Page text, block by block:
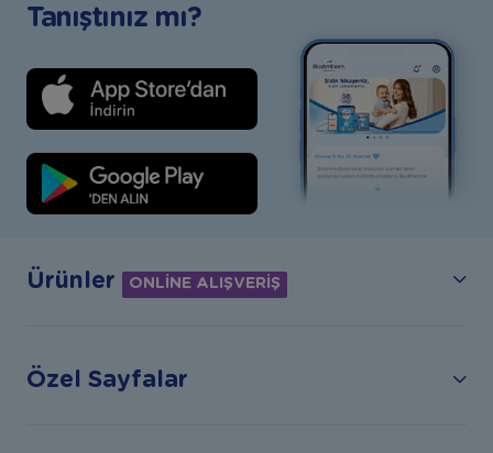
Tanıştınız mı?
Ürünler ONLİNE ALIŞVERİŞ
Özel Sayfalar